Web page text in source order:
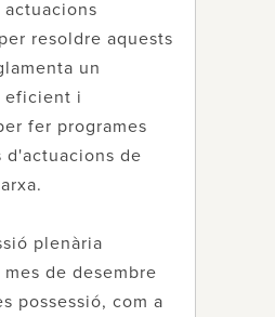
resoldre aquests
un
eficient i
fer programes
d'actuacions de
plenària
de desembre
possessió, com a